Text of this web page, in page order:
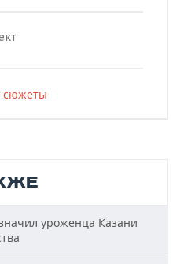
сюжеты
уроженца Казани